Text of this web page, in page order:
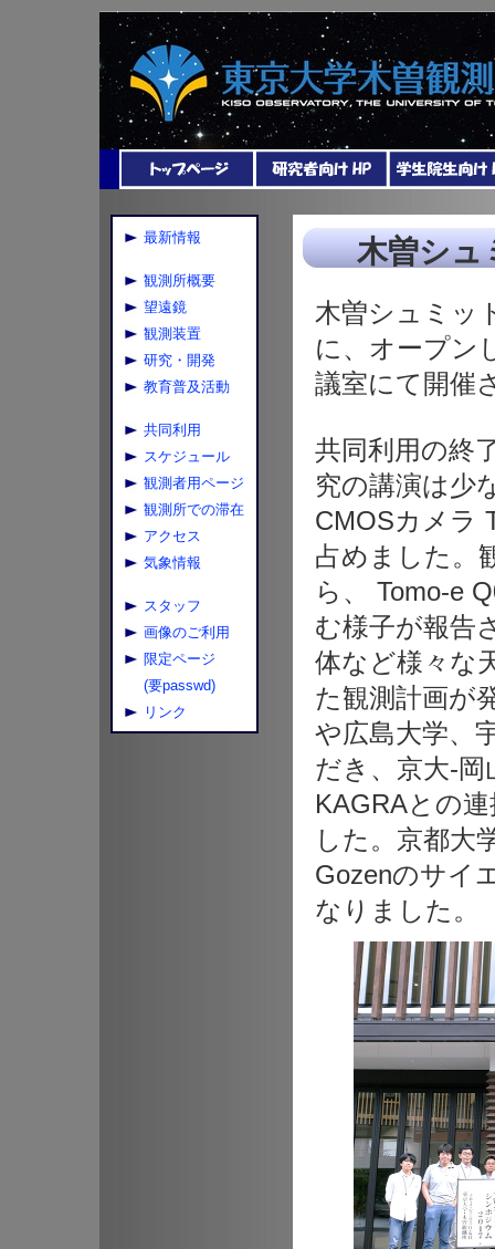
木曽シュ
木曽シュミッ
に、オープン
議室にて開催
共同利用の終
究の講演は少
CMOSカメラ
占めました。
ら、 Tomo-e
む様子が報告
体など様々な
た観測計画が
や広島大学、
だき、京大-岡
KAGRAとの
した。京都大
Gozenのサイ
なりました。
最新情報
観測所概要
望遠鏡
観測装置
研究・開発
教育普及活動
共同利用
スケジュール
観測者用ページ
観測所での滞在
アクセス
気象情報
スタッフ
画像のご利用
限定ページ
(要passwd)
リンク